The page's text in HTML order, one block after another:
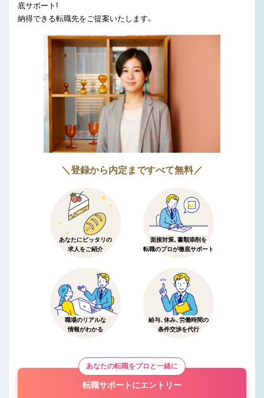
底サポート!
納得できる転職先をご提案いたします。
＼登録から内定まですべて無料／
あなたにピッタリの
求人をご紹介
面接対策、書類添削を
転職のプロが徹底サポート
職場のリアルな
情報がわかる
給与、休み、労働時間の
条件交渉を代行
あなたの転職をプロと一緒に
転職サポートにエントリー